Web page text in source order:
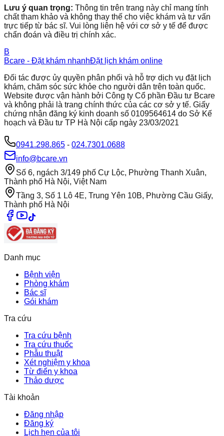
Lưu ý quan trọng: Thông tin trên trang này chỉ mang tính
chất tham khảo và không thay thế cho việc khám và tư vấn
trực tiếp từ bác sĩ. Vui lòng liên hệ với cơ sở y tế để được
chẩn đoán và điều trị chính xác.
B
Bcare - Đặt khám nhanhĐặt lịch khám online
Đối tác được ủy quyền phân phối và hỗ trợ dịch vụ đặt lịch
khám, chăm sóc sức khỏe cho người dân trên toàn quốc.
Website được vận hành bởi Công ty Cổ phần Đầu tư Bcare
và không phải là trang chính thức của các cơ sở y tế. Giấy
chứng nhận đăng ký kinh doanh số 0109564614 do Sở Kế
hoạch và Đầu tư TP Hà Nội cấp ngày 23/03/2021
0941.298.865 - 024.7301.0688
info@bcare.vn
Số 6, ngách 3/149 phố Cự Lộc, Phường Thanh Xuân,
Thành phố Hà Nội, Việt Nam
Tầng 3, Số 1 Lô 4E, Trung Yên 10B, Phường Cầu Giấy,
Thành phố Hà Nội
Danh mục
Bệnh viện
Phòng khám
Bác sĩ
Gói khám
Tra cứu
Tra cứu bệnh
Tra cứu thuốc
Phẫu thuật
Xét nghiệm y khoa
Từ điển y khoa
Thảo dược
Tài khoản
Đăng nhập
Đăng ký
Lịch hẹn của tôi